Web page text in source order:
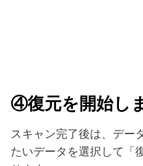
④復元を開始し
スキャン完了後は、デー
たいデータを選択して「